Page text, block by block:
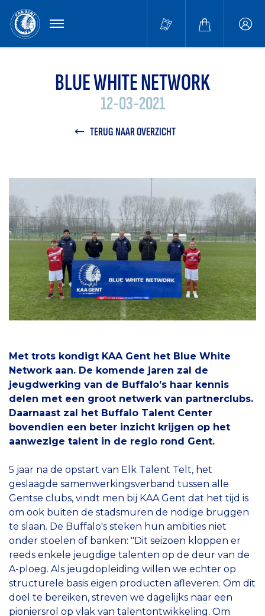
MENU
BLUE WHITE NETWORK
12-03-2021
TERUG NAAR OVERZICHT
Met trots kondigt KAA Gent het Blue White
Network aan. De komende jaren zal de
jeugdwerking van de Buffalo’s haar kennis
delen met een groot netwerk van partnerclubs.
Daarnaast zal het Buffalo Talent Center
bovendien een beter inzicht krijgen op het
aanwezige talent in de regio rond Gent.
5 jaar na de opstart van Elk Talent Telt, het
geslaagde samenwerkingsverband tussen alle
Gentse clubs, vindt men bij KAA Gent dat het tijd is
om ook buiten de stadsmuren de nodige bruggen
te slaan. De Buffalo's steken hun ambities niet
onder stoelen of banken: "Dit seizoen kloppen er
reeds enkele jeugdige talenten op de deur van de
A-ploeg. Als jeugdopleiding willen we echter op
structurele basis eigen producten afleveren. Om dit
doel te bereiken, streven we dagelijks naar een
pioniersrol op vlak van talentontwikkeling. Om